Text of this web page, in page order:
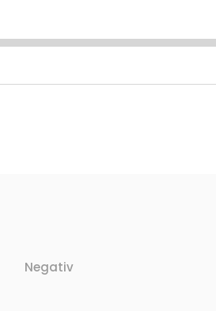
Negativ